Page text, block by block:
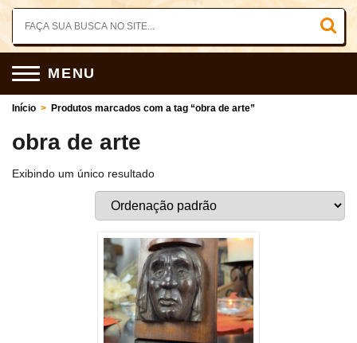
MENU
Início > Produtos marcados com a tag “obra de arte”
obra de arte
Exibindo um único resultado